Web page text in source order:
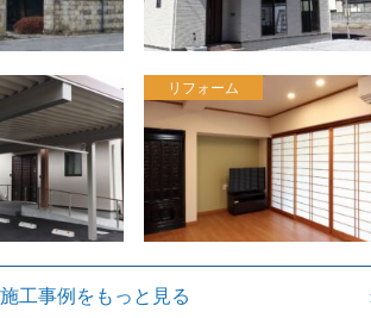
リフォーム
工事例をもっと見る